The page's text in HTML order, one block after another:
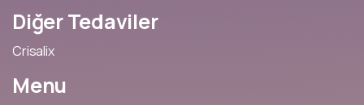
DiğerTedaviler
Crisalix
Menu